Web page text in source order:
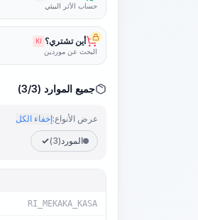
حساب الأثر البيئي
أين تشتري؟ KI
البحث عن موردين
جميع الموارد (3/3)
عرض الأنواع:إخفاء الكل
المورد(3)
RI_MEKAKA_KASA